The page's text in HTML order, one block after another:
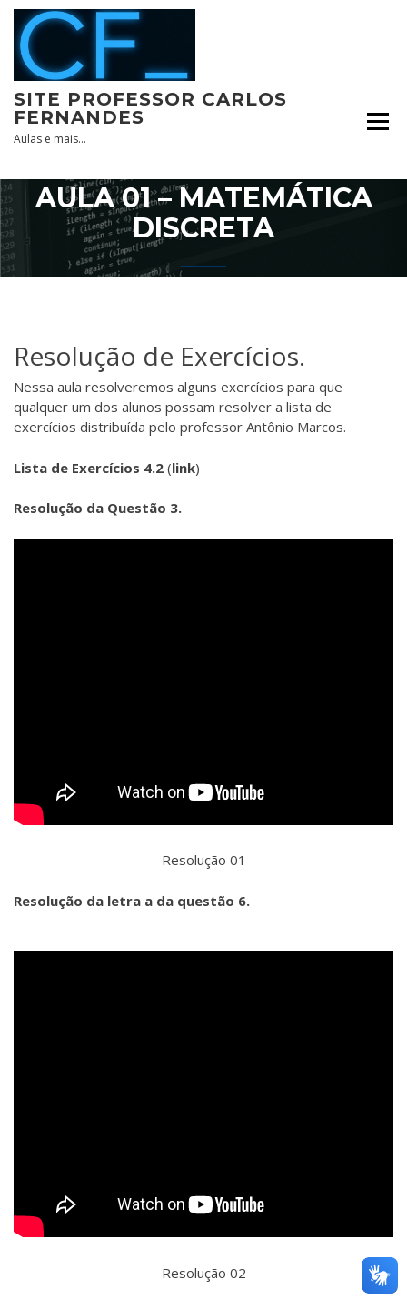
Skip
content
SITE PROFESSOR CARLOS
FERNANDES
Aulas e mais…
AULA 01 – MATEMÁTICA
DISCRETA
Resolução de Exercícios.
Nessa aula resolveremos alguns exercícios para que
qualquer um dos alunos possam resolver a lista de
exercícios distribuída pelo professor Antônio Marcos.
Lista de Exercícios 4.2 (link)
Resolução da Questão 3.
Resolução 01
Resolução da letra a da questão 6.
Resolução 02